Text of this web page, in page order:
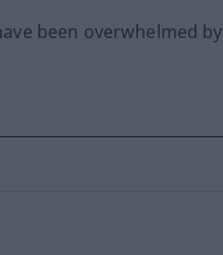
been overwhelmed by